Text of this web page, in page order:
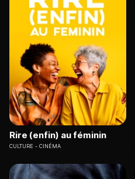
Rire (enfin) au féminin
CULTURE CINÉMA